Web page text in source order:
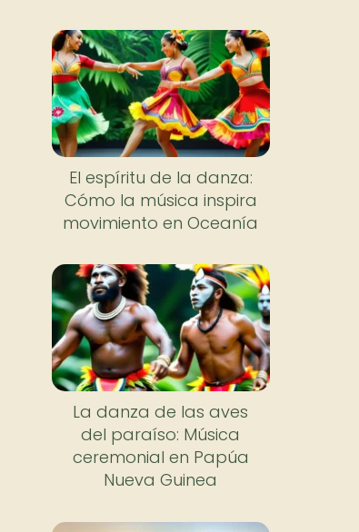
El espíritu de la danza:
Cómo la música inspira
movimiento en Oceanía
La danza de las aves
del paraíso: Música
ceremonial en Papúa
Nueva Guinea